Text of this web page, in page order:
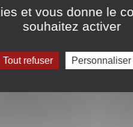
et vous donne le
souhaitez activer
Tout refuser Personnaliser